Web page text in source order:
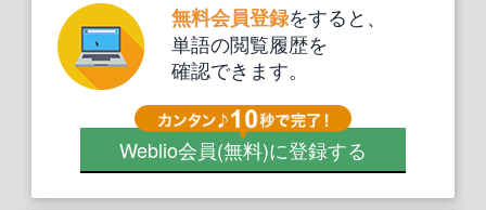
無料会員登録をすると、
単語の閲覧履歴を
確認できます。
Weblio会員(無料)に登録する